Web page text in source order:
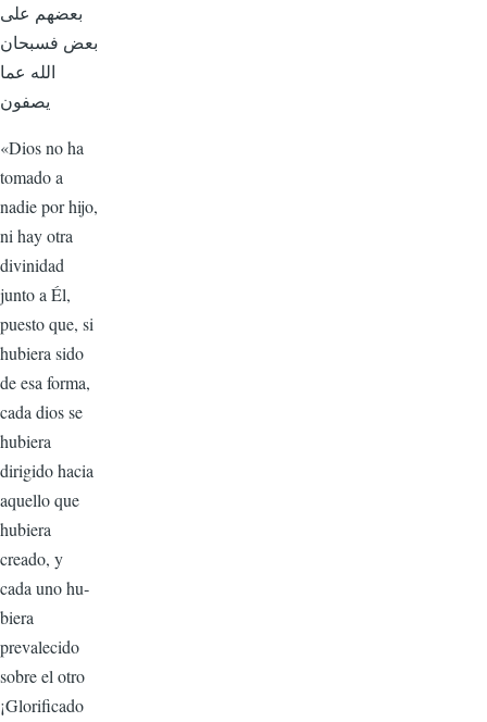
بعضهم على
بعض فسبحان
الله عما
يصفون
«Dios no ha
tomado a
nadie por hijo,
ni hay otra
divinidad
junto a Él,
puesto que, si
hu­biera sido
de esa forma,
cada dios se
hu­biera
dirigido hacia
aquello que
hubiera
creado, y
cada uno hu­
biera
prevalecido
sobre el otro
¡Glorificado